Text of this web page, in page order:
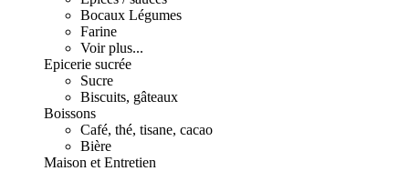
Bocaux Légumes
Farine
Voir plus...
Epicerie sucrée
Sucre
Biscuits, gâteaux
Boissons
Café, thé, tisane, cacao
Bière
Maison et Entretien